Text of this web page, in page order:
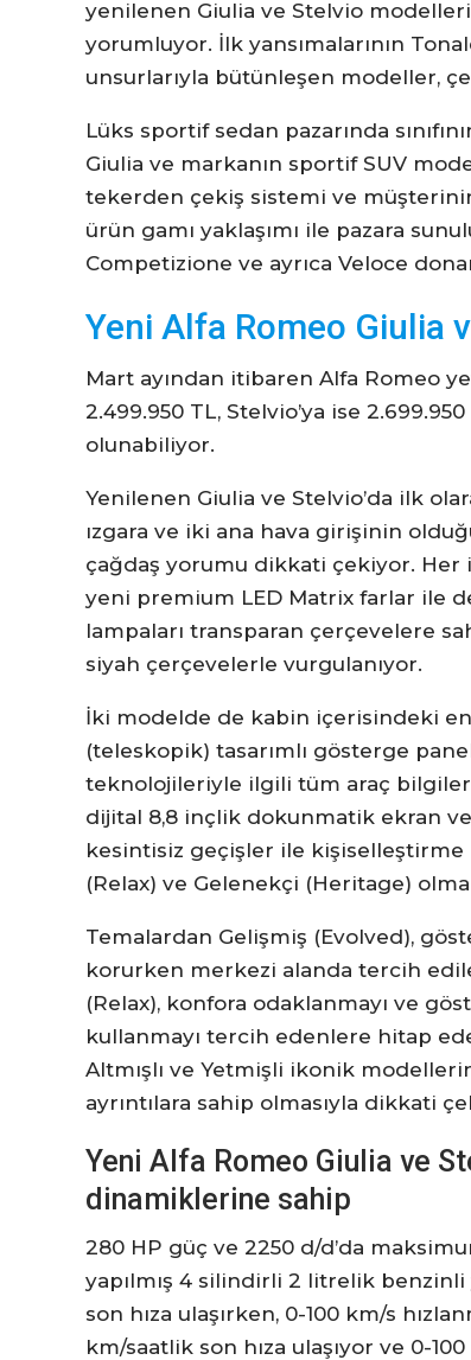
yenilenen Giulia ve Stelvio
yorumluyor. İlk yansımalarının
unsurlarıyla bütünleşen modeller,
Lüks sportif sedan pazarında
Giulia ve markanın sportif SUV
tekerden çekiş sistemi ve
ürün gamı yaklaşımı ile pazara
Competizione ve ayrıca Veloce
Yeni Alfa Romeo Giulia
Mart ayından itibaren Alfa Romeo
2.499.950 TL, Stelvio’ya ise
olunabiliyor.
Yenilenen Giulia ve Stelvio’da ilk
ızgara ve iki ana hava girişinin
çağdaş yorumu dikkati çekiyor. Her
yeni premium LED Matrix farlar ile
lampaları transparan çerçevelere
siyah çerçevelerle vurgulanıyor.
İki modelde de kabin içerisindeki
(teleskopik) tasarımlı gösterge
teknolojileriyle ilgili tüm araç
dijital 8,8 inçlik dokunmatik ekran ve
kesintisiz geçişler ile kişiselleştirme
(Relax) ve Gelenekçi (Heritage)
Temalardan Gelişmiş (Evolved),
korurken merkezi alanda tercih
(Relax), konfora odaklanmayı ve
kullanmayı tercih edenlere hitap
Altmışlı ve Yetmişli ikonik
ayrıntılara sahip olmasıyla dikkati
Yeni Alfa Romeo Giulia ve
dinamiklerine sahip
280 HP güç ve 2250 d/d’da
yapılmış 4 silindirli 2 litrelik
son hıza ulaşırken, 0-100 km/s
km/saatlik son hıza ulaşıyor ve 0-